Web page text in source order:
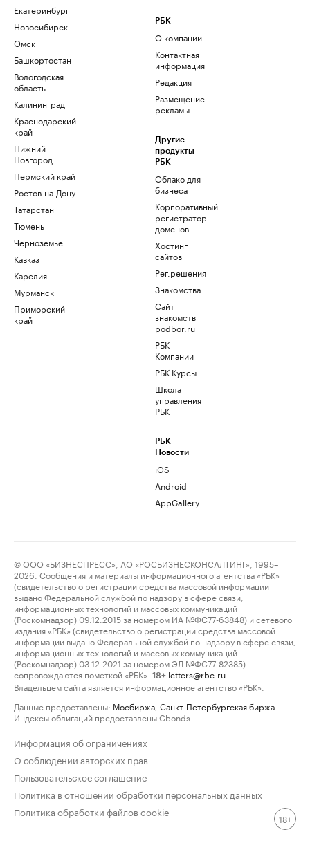
Екатеринбург
Новосибирск
Омск
Башкортостан
Вологодская
область
Калининград
Краснодарский
край
Нижний
Новгород
Пермский край
Ростов-на-Дону
Татарстан
Тюмень
Черноземье
Кавказ
Карелия
Мурманск
Приморский
край
РБК
О компании
Контактная
информация
Редакция
Размещение
рекламы
Другие
продукты
РБК
Облако для
бизнеса
Корпоративный
регистратор
доменов
Хостинг
сайтов
Рег.решения
Знакомства
Сайт
знакомств
podbor.ru
РБК
Компании
РБК Курсы
Школа
управления
РБК
РБК
Новости
iOS
Android
AppGallery
© ООО «БИЗНЕСПРЕСС», АО «РОСБИЗНЕСКОНСАЛТИНГ», 1995–
2026. Сообщения и материалы информационного агентства «РБК»
(свидетельство о регистрации средства массовой информации
выдано Федеральной службой по надзору в сфере связи,
информационных технологий и массовых коммуникаций
(Роскомнадзор) 09.12.2015 за номером ИА №ФС77-63848) и сетевого
издания «РБК» (свидетельство о регистрации средства массовой
информации выдано Федеральной службой по надзору в сфере связи,
информационных технологий и массовых коммуникаций
(Роскомнадзор) 03.12.2021 за номером ЭЛ №ФС77-82385)
сопровождаются пометкой «РБК».
18+ letters@rbc.ru
Владельцем сайта является информационное агентство «РБК».
Данные предоставлены: Мосбиржа Санкт-Петербургская биржа
Индексы облигаций предоставлены Cbonds.
Информация об ограничениях
О соблюдении авторских прав
Пользовательское соглашение
Политика в отношении обработки персональных данных
Политика обработки файлов cookie
18+